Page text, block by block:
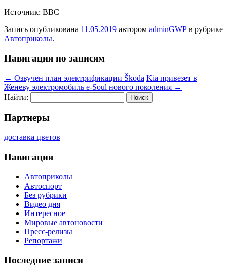
Источник: BBC
Запись опубликована 11.05.2019 автором adminGWPв рубрике
Автоприколы.
Навигация по записям
← Озвучен план электрификации Škoda Kia привезет в
Женеву электромобиль e-Soul нового поколения →
Найти:
Партнеры
доставка цветов
Навигация
Автоприколы
Автоспорт
Без рубрики
Видео дня
Интересное
Мировые автоновости
Пресс-релизы
Репортажи
Последние записи